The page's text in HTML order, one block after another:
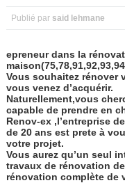
Publié par said lehmane
epreneur dans la
Vous souhaitez rénover
vous venez d’acquérir.
Naturellement,vous
capable de prendre en
Renov-ex ,l’entreprise
de 20 ans est prete à
votre projet.
Vous aurez qu’un seul
travaux de rénovation
rénovation complète de